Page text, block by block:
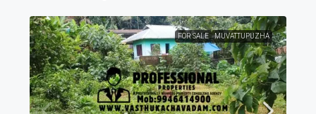
FOR SALE MUVATTUPUZHA